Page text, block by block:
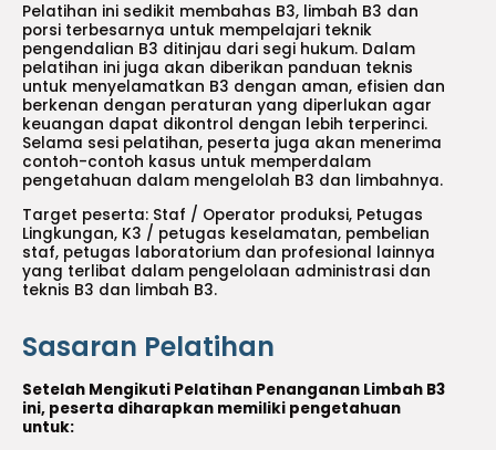
Pelatihan ini sedikit membahas B3, limbah B3 dan
porsi terbesarnya untuk mempelajari teknik
pengendalian B3 ditinjau dari segi hukum. Dalam
pelatihan ini juga akan diberikan panduan teknis
untuk menyelamatkan B3 dengan aman, efisien dan
berkenan dengan peraturan yang diperlukan agar
keuangan dapat dikontrol dengan lebih terperinci.
Selama sesi pelatihan, peserta juga akan menerima
contoh-contoh kasus untuk memperdalam
pengetahuan dalam mengelolah B3 dan limbahnya.
Target peserta: Staf / Operator produksi, Petugas
Lingkungan, K3 / petugas keselamatan, pembelian
staf, petugas laboratorium dan profesional lainnya
yang terlibat dalam pengelolaan administrasi dan
teknis B3 dan limbah B3.
Sasaran Pelatihan
Setelah Mengikuti Pelatihan Penanganan Limbah B3
ini, peserta diharapkan memiliki pengetahuan
untuk: